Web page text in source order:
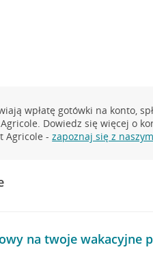
wpłatę gotówki na konto,
Dowiedz się więcej o
Agricole -zapoznaj się z
na twoje wakacyjne